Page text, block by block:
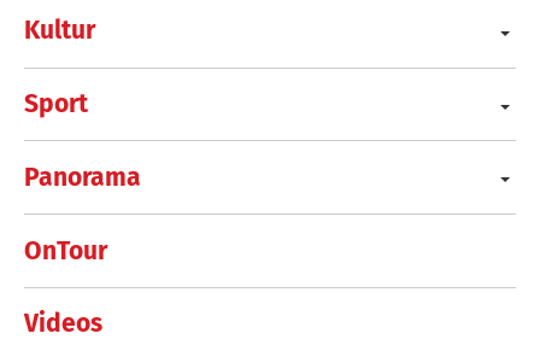
Kultur
Sport
Panorama
OnTour
Videos